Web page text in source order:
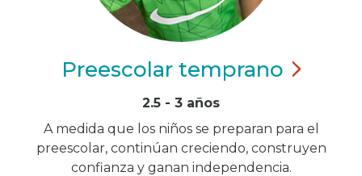
Preescolar temprano
2.5 - 3 años
A medida que los niños se preparan para el
preescolar, continúan creciendo, construyen
confianza y ganan independencia.